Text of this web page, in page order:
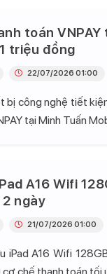
toán VNPAY
triệu đồng
bị công nghệ tiết
tại Minh Tuấn
22/07/2026 01:00
A16 Wifi
ngày
iPad A16 Wifi
21/07/2026 01:00